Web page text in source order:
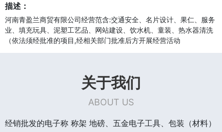
描述：
河南青盈兰商贸有限公司经营范含:交通安全、名片设计、果仁、服务
业、填充玩具、泥塑工艺品、网站建设、饮水机、童装、热水器清洗
（依法须经批准的项目,经相关部门批准后方开展经营活动
关于我们
ABOUT US
经销批发的电子称 称架 地磅、五金电子工具、包装（材料）